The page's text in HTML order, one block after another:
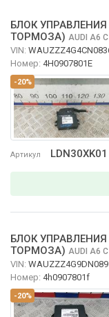
-20%
Артикул LDN30XK01
БЛОК
ТОРМОЗА) AUDI A6
VIN:
Номер: 4H0907801E
-20%
БЛОК
ТОРМОЗА) AUDI A6
VIN:
Номер: 4h0907801f